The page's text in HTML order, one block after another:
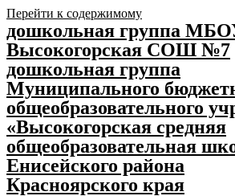
Перейти к содержимому
дошкольная группа
Высокогорская СОШ №7
дошкольная группа
Муниципального
общеобразовательного
«Высокогорская средняя
общеобразовательная
Енисейского района
Красноярского края